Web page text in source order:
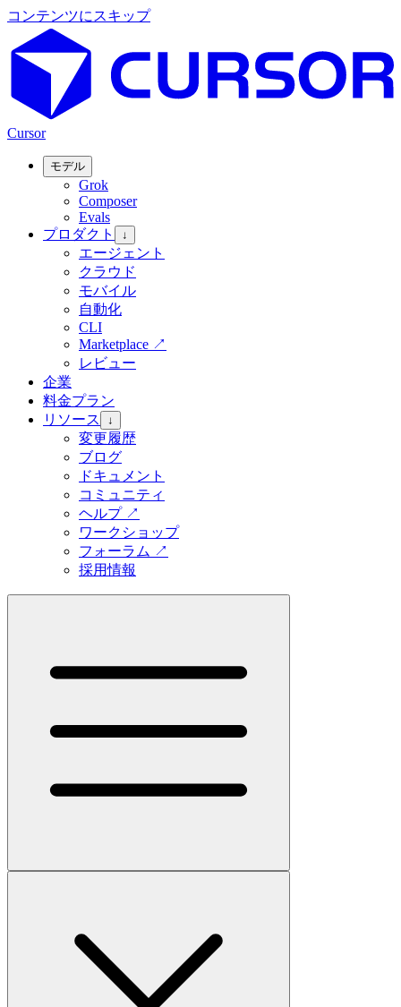
コンテンツにスキップ
Cursor
モデル
Grok
Composer
Evals
プロダクト
↓
エージェント
クラウド
モバイル
自動化
CLI
Marketplace ↗
レビュー
企業
料金プラン
リソース
↓
変更履歴
ブログ
ドキュメント
コミュニティ
ヘルプ↗
ワークショップ
フォーラム ↗
採用情報